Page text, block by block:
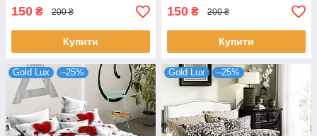
150 ₴ 200 ₴
Купити
150 ₴ 200 ₴
Купити
Gold Lux –25% Gold Lux –25%